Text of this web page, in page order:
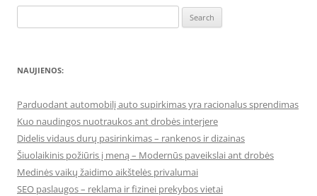
for:
NAUJIENOS:
Parduodant automobilį auto supirkimas yra racionalus sprendimas
Kuo naudingos nuotraukos ant drobės interjere
Didelis vidaus durų pasirinkimas – rankenos ir dizainas
Šiuolaikinis požiūris į meną – Modernūs paveikslai ant drobės
Medinės vaikų žaidimo aikštelės privalumai
SEO paslaugos – reklama ir fizinei prekybos vietai